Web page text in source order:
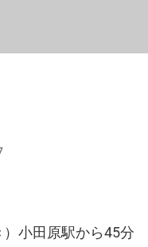
小田原駅から45分